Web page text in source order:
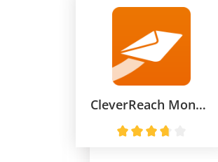
CleverReach Monatstarif